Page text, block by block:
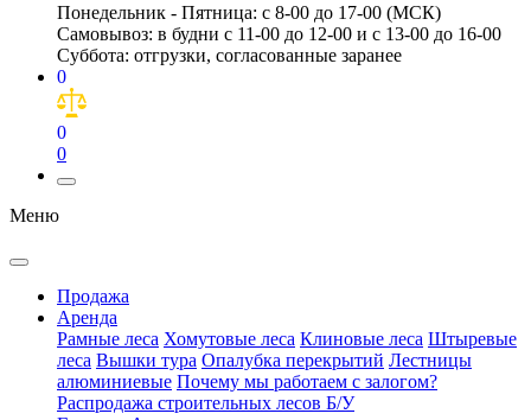
Понедельник - Пятница: с 8-00 до 17-00 (МСК)
Самовывоз: в будни с 11-00 до 12-00 и с 13-00 до 16-00
Суббота: отгрузки, согласованные заранее
0
0
0
Меню
Продажа
Аренда
Рамные леса Хомутовые леса Клиновые леса Штыревые
леса Вышки тура Опалубка перекрытий Лестницы
алюминиевые Почему мы работаем с залогом?
Распродажа строительных лесов Б/У